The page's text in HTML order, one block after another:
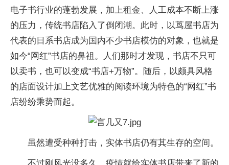
电子书行业的蓬勃发展，加上租金、人工成本不断上涨
的压力，传统书店陷入了倒闭潮。此时，以茑屋书店为
代表的日系书店成为国内不少书店模仿的对象，也就是
如今“网红”书店的鼻祖。人们那时才发现，书店不只可
以卖书，也可以变成“书店+万物”。随后，以颇具风格
的店面设计加上文艺优雅的阅读环境为特色的“网红”书
店纷纷乘势而起。
虽然遭受种种打击，实体书店仍有其生存的空间。